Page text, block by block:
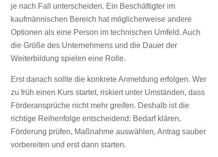
je nach Fall unterscheiden. Ein Beschäftigter im
kaufmännischen Bereich hat möglicherweise andere
Optionen als eine Person im technischen Umfeld. Auch
die Größe des Unternehmens und die Dauer der
Weiterbildung spielen eine Rolle.
Erst danach sollte die konkrete Anmeldung erfolgen. Wer
zu früh einen Kurs startet, riskiert unter Umständen, dass
Förderansprüche nicht mehr greifen. Deshalb ist die
richtige Reihenfolge entscheidend: Bedarf klären,
Förderung prüfen, Maßnahme auswählen, Antrag sauber
vorbereiten und erst dann starten.